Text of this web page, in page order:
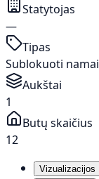
Statytojas
—
Tipas
Sublokuoti namai
Aukštai
1
Butų skaičius
12
Vizualizacijos